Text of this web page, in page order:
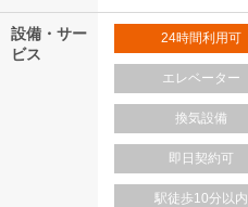
設備・サー
ビス
24時間利用可
エレベーター
換気設備
即日契約可
駅徒歩10分以内